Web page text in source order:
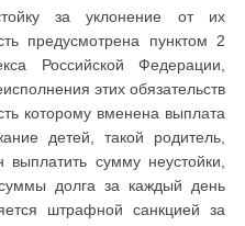
за уклонение от их
предусмотрена пунктом 2
Российской Федерации,
этих обязательств
которому вменена выплата
детей, такой родитель,
сумму неустойки,
долга за каждый день
штрафной санкцией за